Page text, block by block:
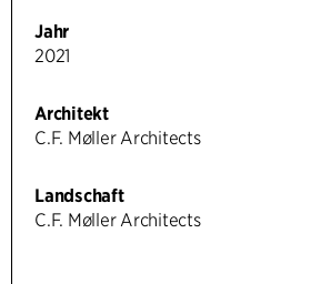
Jahr
2021
Architekt
C.F. Møller Architects
Landschaft
C.F. Møller Architects